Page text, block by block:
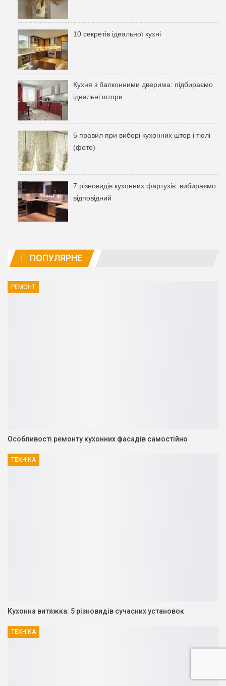
10 секретів ідеальної кухні
Кухня з балконними дверима: підбираємо
ідеальні штори
5 правил при виборі кухонних штор і тюлі
(фото)
7 різновидів кухонних фартухів: вибираємо
відповідний
ПОПУЛЯРНЕ
РЕМОНТ
Особливості ремонту кухонних фасадів самостійно
ТЕХНІКА
Кухонна витяжка: 5 різновидів сучасних установок
ТЕХНІКА